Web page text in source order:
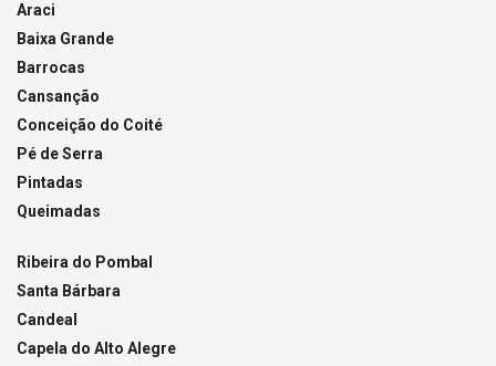
Araci
Baixa Grande
Barrocas
Cansanção
Conceição do Coité
Pé de Serra
Pintadas
Queimadas
Ribeira do Pombal
Santa Bárbara
Candeal
Capela do Alto Alegre